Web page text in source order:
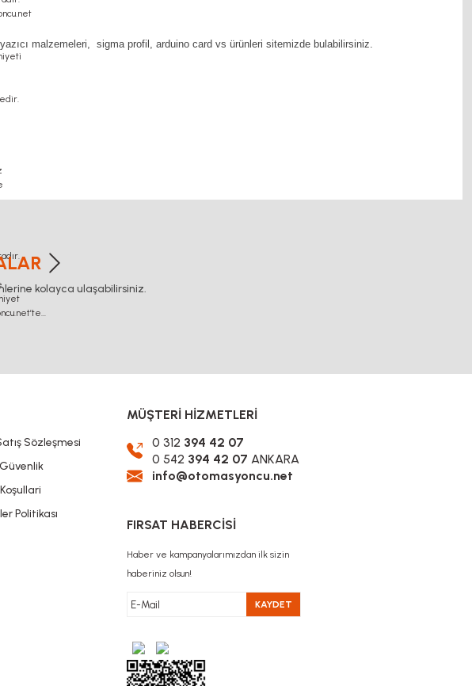
malzemeleri, sigma profil, arduino card vs ürünleri sitemizde bulabilirsiniz.
mantar stop, otomatik yağlama sistemleri, rulolu konveyör fiyatları, 12v a
tarafımıza iletebilirsiniz.
kolayca ulaşabilirsiniz.
Sözleşmesi
Politikası
MÜŞTERİ HİZMETLERİ
0 312 394 42 07
0 542 394 42 07 ANKARA
info@otomasyoncu.net
FIRSAT HABERCİSİ
Haber ve kampanyalarımızdan ilk sizin
haberiniz olsun!
KAYDET